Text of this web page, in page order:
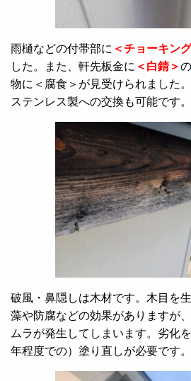
雨樋などの付帯部に ＜チョーキン
した。また、軒先板金に ＜白錆＞
物に＜腐食＞が見受けられました
ステンレス製への交換も可能です。
破風・鼻隠しは木材です。木目を
藻や防腐などの効果がありますが
ムラが発生してしまいます。劣化
年程度での）塗り直しが必要です。